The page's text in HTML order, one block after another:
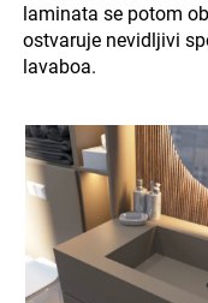
laminata se potom
ostvaruje nevidljivi
lavaboa.